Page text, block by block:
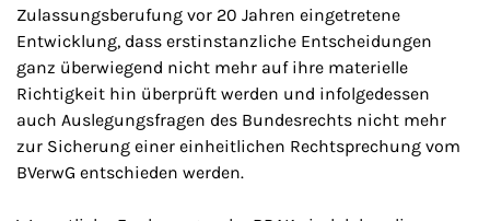
Zulassungsberufung vor 20 Jahren eingetretene
Entwicklung, dass erstinstanzliche Entscheidungen
ganz überwiegend nicht mehr auf ihre materielle
Richtigkeit hin überprüft werden und infolgedessen
auch Auslegungsfragen des Bundesrechts nicht mehr
zur Sicherung einer einheitlichen Rechtsprechung vom
BVerwG entschieden werden.